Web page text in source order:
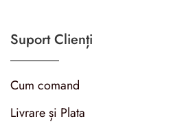
Suport Clienți
Cum comand
Livrare și Plata